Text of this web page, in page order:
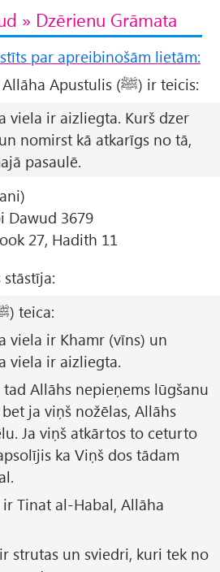
» Dzērienu Grāmata
par apreibinošām lietām:
Ibn Umars ziņoja, ka Allāha Apustulis (ﷺ) ir teicis:
viela ir aizliegta. Kurš dzer
nomirst kā atkarīgs no tā,
pasaulē.
Dawud 3679
27, Hadith 11
Allāha Vēstnesis (ﷺ) teica:
viela ir Khamr (vīns) un
viela ir aizliegta.
tad Allāhs nepieņems lūgšanu
ja viņš nožēlas, Allāhs
Ja viņš atkārtos to ceturto
ka Viņš dos tādam
.
irTinat al-Habal, Allāha
strutas un sviedri, kuri tek no